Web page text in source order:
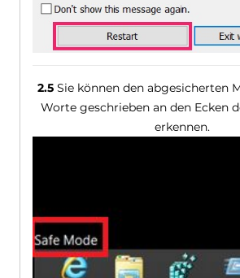
2.5Sie können den abgesicherten
Worte geschrieben an den Ecken
erkennen.